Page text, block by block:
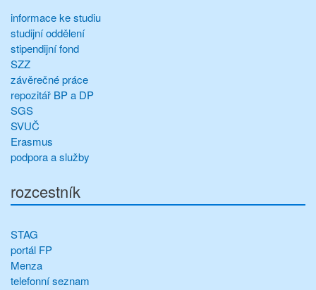
informace ke studiu
studijní oddělení
stipendijní fond
SZZ
závěrečné práce
repozitář BP a DP
SGS
SVUČ
Erasmus
podpora a služby
rozcestník
STAG
portál FP
Menza
telefonní seznam